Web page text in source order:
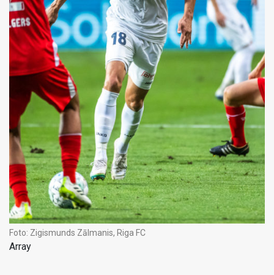
Foto: Zigismunds Zālmanis, Riga FC
Array